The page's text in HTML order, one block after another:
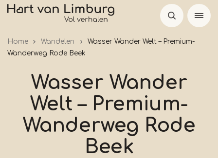
Skip
Home Wandelen
Wasser Wander Welt – Premium-
Wanderweg Rode Beek
Wasser Wander
Welt – Premium-
Wanderweg Rode
Beek